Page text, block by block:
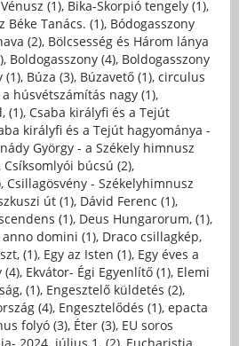
(1), Bika-Skorpió tengely (1),
Béke Tanács. (1), Bódogasszony
(2), Bölcsesség és Három lánya
, Boldogasszony (4), Boldogasszony
(1), Búza (3), Búzavető (1), circulus
húsvétszámítás nagy (1),
(1), Csaba királyfi és a Tejút
királyfi és a Tejút hagyománya -
György - a Székely himnusz
Csíksomlyói búcsú (2),
, Csillagösvény - Székelyhimnusz
út (1), Dávid Ferenc (1),
(1), Deus Hungarorum, (1),
domini (1), Draco csillagkép,
(1), Egy az Isten (1), Egy éves a
(4), Ekvátor- Égi Egyenlítő (1), Elemi
(1), Engesztelő küldetés (2),
(4), Engesztelődés (1), epacta
folyó (3), Éter (3), EU soros